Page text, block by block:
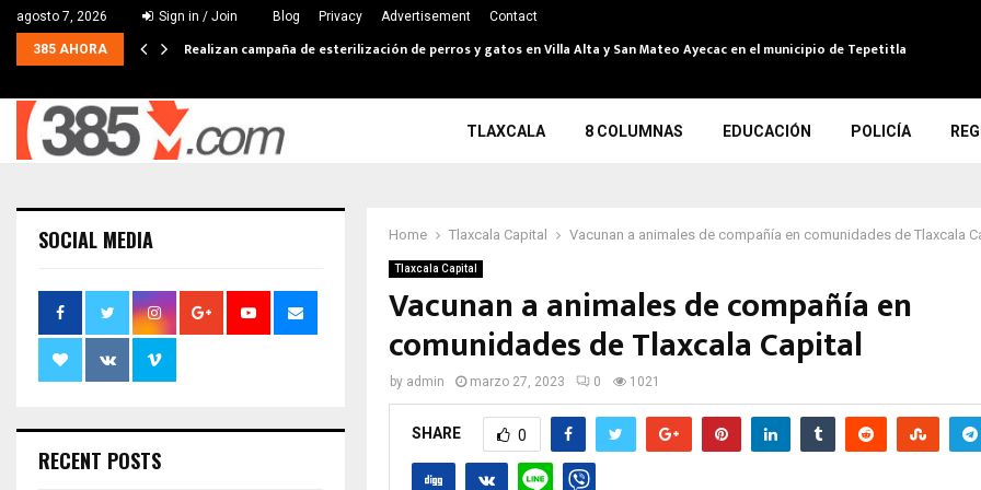
agosto 7, 2026 Sign in / Join Blog Privacy Advertisement Contact
385 AHORA Realizan campaña de esterilización de perros y gatos en Villa Alta y San Mateo Ayecac en el municipio de Tepetitla
TLAXCALA 8 COLUMNAS EDUCACIÓN POLICÍA
Home Tlaxcala Capital Vacunan a animales de compañía en comunidades de Tlaxcala
Tlaxcala Capital
Vacunan a animales de compañía en
comunidades de Tlaxcala Capital
by admin marzo 27, 2023 0 1021
SHARE 0
SOCIAL MEDIA
RECENT POSTS